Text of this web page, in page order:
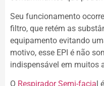
Seu funcionamento
filtro, que retém as
equipamento evitando
motivo, esse EPI é não
indispensável em muitos
O Respirador Semi-facia l